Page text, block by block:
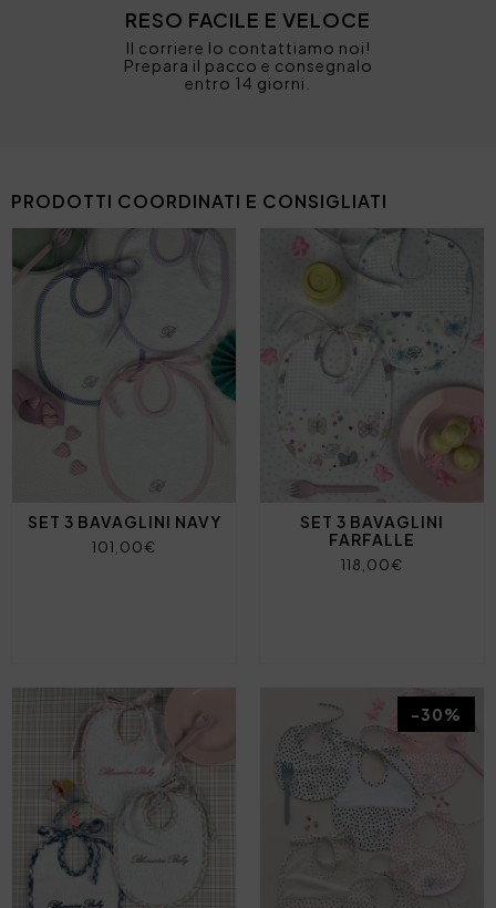
RESO FACILE E VELOCE
Il corriere lo contattiamo noi!
Prepara il pacco e consegnalo
entro 14 giorni.
PRODOTTI COORDINATI E CONSIGLIATI
SET 3 BAVAGLINI NAVY
101,00€
SET 3 BAVAGLINI
FARFALLE
118,00€
-30%